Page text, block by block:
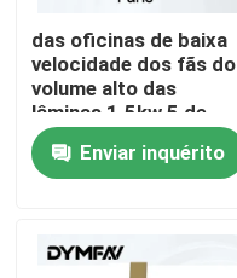
Casa
Produtos
Sobre nós
Excursão da fábrica
das oficinas de baixa
velocidade dos fãs do
volume alto das
lâminas 1.5kw 5 de
6.6m fã interno
industrialEnviar inquérito